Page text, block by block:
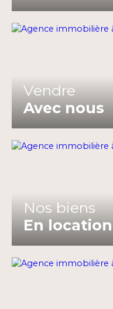
Vendre
Avec nous
Nos biens
En location